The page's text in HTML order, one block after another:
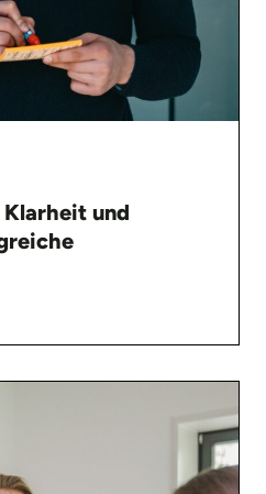
Klarheit und